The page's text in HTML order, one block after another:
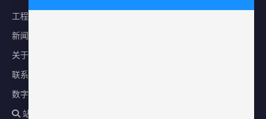
工程案例
新闻中心
关于星泽
联系我们
数字化平台
站内搜索